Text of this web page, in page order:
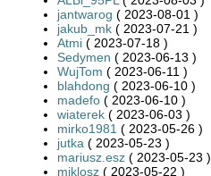
jantwarog ( 2023-08-01 )
jakub_mk ( 2023-07-21 )
Atmi ( 2023-07-18 )
Sedymen ( 2023-06-13 )
WujTom ( 2023-06-11 )
blahdong ( 2023-06-10 )
madefo ( 2023-06-10 )
wiaterek ( 2023-06-03 )
mirko1981 ( 2023-05-26 )
jutka ( 2023-05-23 )
mariusz.esz ( 2023-05-23 )
miklosz ( 2023-05-22 )